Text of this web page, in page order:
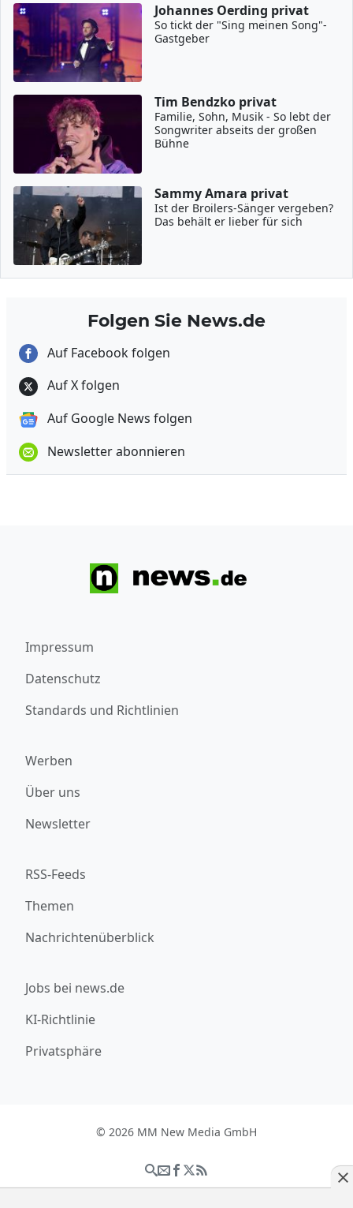
Johannes Oerding privat
So tickt der "Sing meinen Song"-
Gastgeber
Tim Bendzko privat
Familie, Sohn, Musik - So lebt der
Songwriter abseits der großen
Bühne
Sammy Amara privat
Ist der Broilers-Sänger vergeben?
Das behält er lieber für sich
Folgen Sie News.de
Auf Facebook folgen
Auf X folgen
Auf Google News folgen
Newsletter abonnieren
Impressum
Datenschutz
Standards und Richtlinien
Werben
Über uns
Newsletter
RSS-Feeds
Themen
Nachrichtenüberblick
Jobs bei news.de
KI-Richtlinie
Privatsphäre
© 2026 MM New Media GmbH